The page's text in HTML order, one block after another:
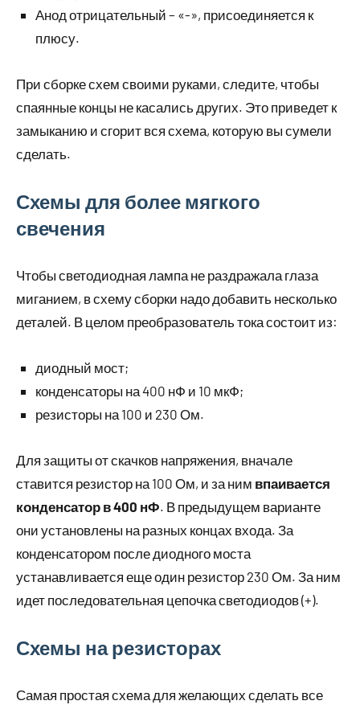
Анод отрицательный – «-», присоединяется к
плюсу.
При сборке схем своими руками, следите, чтобы
спаянные концы не касались других. Это приведет к
замыканию и сгорит вся схема, которую вы сумели
сделать.
Схемы для более мягкого
свечения
Чтобы светодиодная лампа не раздражала глаза
миганием, в схему сборки надо добавить несколько
деталей. В целом преобразователь тока состоит из:
диодный мост;
конденсаторы на 400 нФ и 10 мкФ;
резисторы на 100 и 230 Ом.
Для защиты от скачков напряжения, вначале
ставится резистор на 100 Ом, и за ним впаивается
конденсатор в 400 нФ. В предыдущем варианте
они установлены на разных концах входа. За
конденсатором после диодного моста
устанавливается еще один резистор 230 Ом. За ним
идет последовательная цепочка светодиодов (+).
Схемы на резисторах
Самая простая схема для желающих сделать все